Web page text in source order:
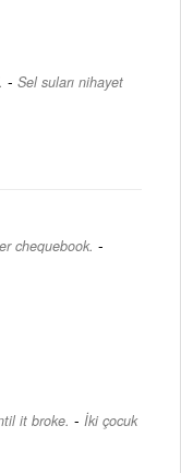
- Sel suları nihayet
chequebook. -
it broke. - İki çocuk